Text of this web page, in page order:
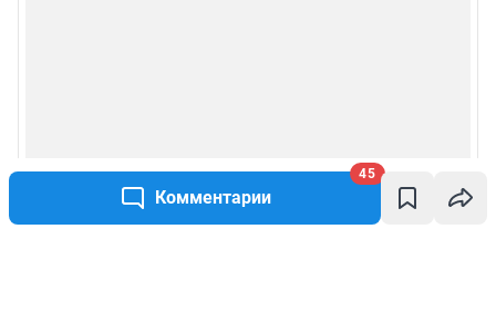
Комментарии
45